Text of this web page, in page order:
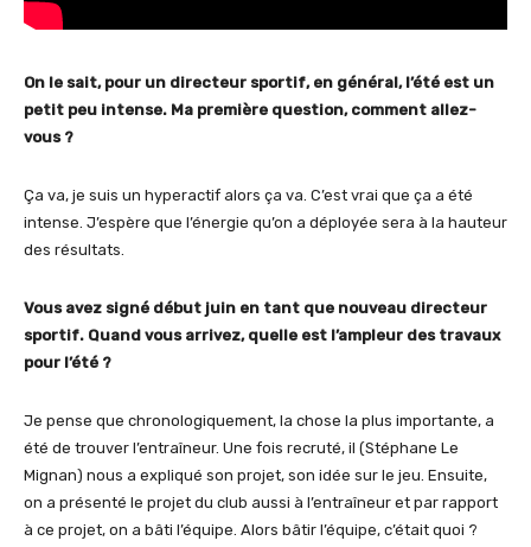
On le sait, pour un directeur sportif, en général, l’été est un
petit peu intense. Ma première question, comment allez-
vous ?
Ça va, je suis un hyperactif alors ça va. C’est vrai que ça a été
intense. J’espère que l’énergie qu’on a déployée sera à la hauteur
des résultats.
Vous avez signé début juin en tant que nouveau directeur
sportif. Quand vous arrivez, quelle est l’ampleur des travaux
pour l’été ?
Je pense que chronologiquement, la chose la plus importante, a
été de trouver l’entraîneur. Une fois recruté, il (Stéphane Le
Mignan) nous a expliqué son projet, son idée sur le jeu. Ensuite,
on a présenté le projet du club aussi à l’entraîneur et par rapport
à ce projet, on a bâti l’équipe. Alors bâtir l’équipe, c’était quoi ?